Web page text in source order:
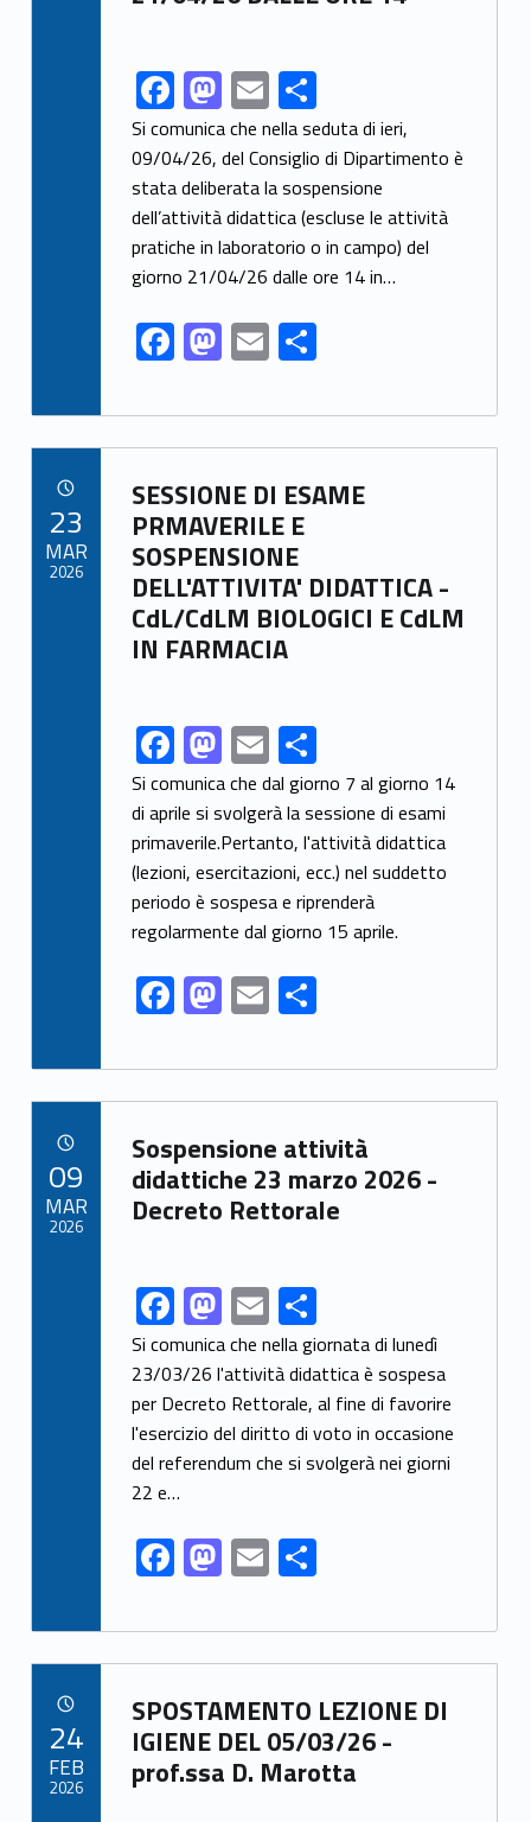
Link identifier share facebook archive #share-link-archive-17060F
ac
e
b
o
o
k
M
as
to
d
o
n
E
m
ai
l
S
h
ar
e
Si comunica che nella seduta di ieri,
09/04/26, del Consiglio di Dipartimento è
stata deliberata la sospensione
dell’attività didattica (escluse le attività
pratiche in laboratorio o in campo) del
giorno 21/04/26 dalle ore 14 in…
F
ac
e
b
o
o
k
M
as
to
d
o
n
E
m
ai
l
S
ar
e
Link identifier archive #link-archive-20327
SESSIONE DI ESAME
PRMAVERILE E
SOSPENSIONE
DELL'ATTIVITA' DIDATTICA -
CdL/CdLM BIOLOGICI E CdLM
IN FARMACIA
Link identifier share facebook archive #share-link-archive-29209F
ac
e
b
o
o
k
M
as
to
d
o
n
E
m
ai
l
S
h
ar
e
Si comunica che dal giorno 7 al giorno 14
di aprile si svolgerà la sessione di esami
primaverile.Pertanto, l'attività didattica
(lezioni, esercitazioni, ecc.) nel suddetto
periodo è sospesa e riprenderà
regolarmente dal giorno 15 aprile.
F
ac
e
b
o
o
k
M
as
to
d
o
n
E
m
ai
l
S
ar
e
23
MAR
2026
Link identifier archive #link-archive-5772
Sospensione attività
didattiche 23 marzo 2026 -
Decreto Rettorale
Link identifier share facebook archive #share-link-archive-18732F
ac
e
b
o
o
k
M
as
to
d
o
E
m
ai
l
S
h
ar
e
Si comunica che nella giornata di lunedì
23/03/26 l'attività didattica è sospesa
per Decreto Rettorale, al fine di favorire
l'esercizio del diritto di voto in occasione
del referendum che si svolgerà nei giorni
22 e…
F
ac
e
b
o
o
k
M
as
to
d
o
n
E
m
ai
l
S
ar
e
09
MAR
2026
Link identifier archive #link-archive-82796
SPOSTAMENTO LEZIONE DI
IGIENE DEL 05/03/26 -
prof.ssa D. Marotta
24
FEB
2026